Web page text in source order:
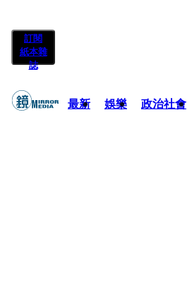
訂閱
紙本雜
誌
最新 娛樂 政治社會